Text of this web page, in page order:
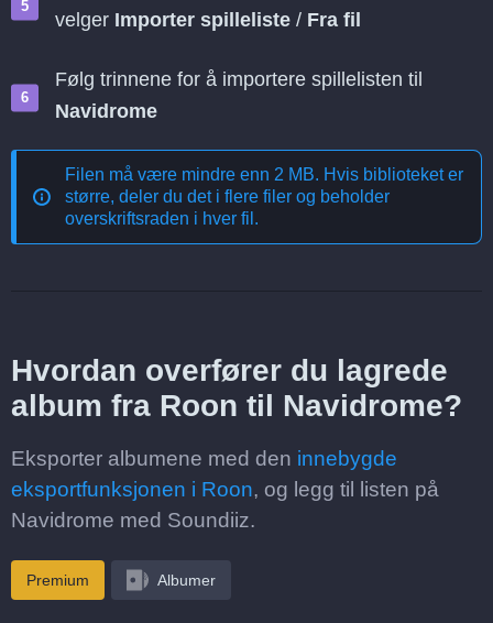
velger Importer spilleliste / Fra fil
Følg trinnene for å importere spillelisten til
Navidrome
Filen må være mindre enn 2 MB. Hvis biblioteket er
større, deler du det i flere filer og beholder
overskriftsraden i hver fil.
Hvordan overfører du lagrede
album fra Roon til Navidrome?
Eksporter albumene med den innebygde
eksportfunksjonen i Roon, og legg til listen på
Navidrome med Soundiiz.
Premium Albumer